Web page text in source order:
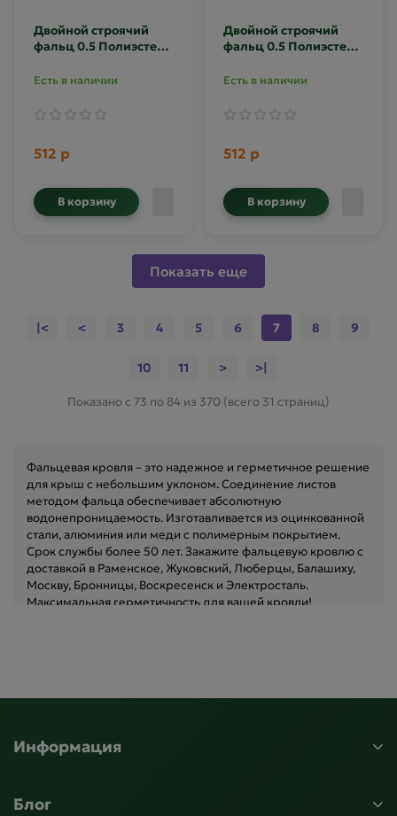
Двойной строячий
фальц 0.5 Полиэстер
Есть в наличии
512 р
В корзину
Двойной строячий
фальц 0.5 Полиэстер
Есть в наличии
512 р
В корзину
Показать еще
|< < 3 4 5 6 7 8 9
10 11 > >|
Показано с 73 по 84 из 370 (всего 31 страниц)
Фальцевая кровля – это надежное и герметичное решение
для крыш с небольшим уклоном. Соединение листов
методом фальца обеспечивает абсолютную
водонепроницаемость. Изготавливается из оцинкованной
стали, алюминия или меди с полимерным покрытием.
Срок службы более 50 лет. Закажите фальцевую кровлю с
доставкой в Раменское, Жуковский, Люберцы, Балашиху,
Москву, Бронницы, Воскресенск и Электросталь.
Максимальная герметичность для вашей кровли!
Информация
Блог